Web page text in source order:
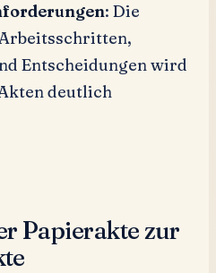
: Die
Entscheidungen wird
deutlich
Papierakte zur